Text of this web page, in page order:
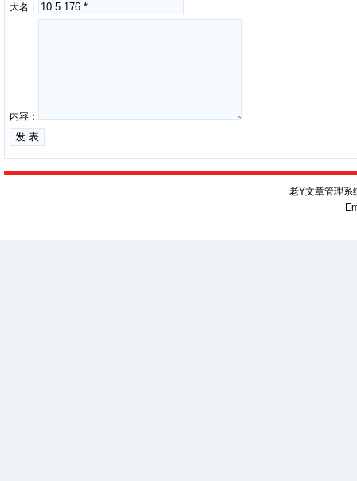
大名：
内容：
老Y文章管理系